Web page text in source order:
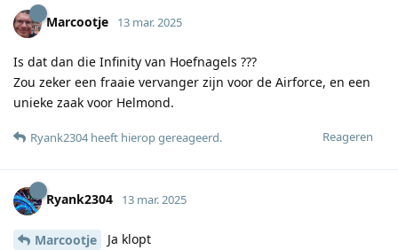
Marcootje 13 mar. 2025
Is dat dan die Infinity van Hoefnagels ???
Zou zeker een fraaie vervanger zijn voor de Airforce, en een
unieke zaak voor Helmond.
Reageren
Ryank2304heeft hierop gereageerd.
Ryank2304 13 mar. 2025
Marcootje Ja klopt